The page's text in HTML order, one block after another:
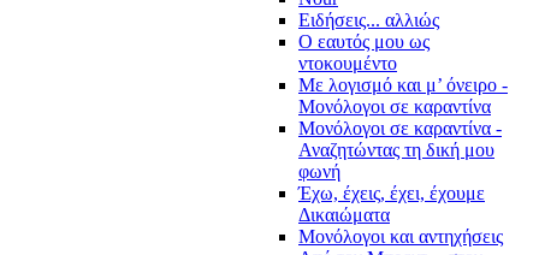
Ειδήσεις... αλλιώς
Ο εαυτός μου ως
ντοκουμέντο
Με λογισμό και μ’ όνειρο -
Μονόλογοι σε καραντίνα
Μονόλογοι σε καραντίνα -
Αναζητώντας τη δική μου
φωνή
Έχω, έχεις, έχει, έχουμε
Δικαιώματα
Μονόλογοι και αντηχήσεις